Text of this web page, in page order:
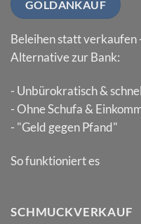
GOLDANKAUF
Beleihen statt verkaufen
Alternative zur Bank:
- Unbürokratisch &
- Ohne Schufa &
- "Geld gegen Pfand"
So funktioniert es
SCHMUCKVERKAUF